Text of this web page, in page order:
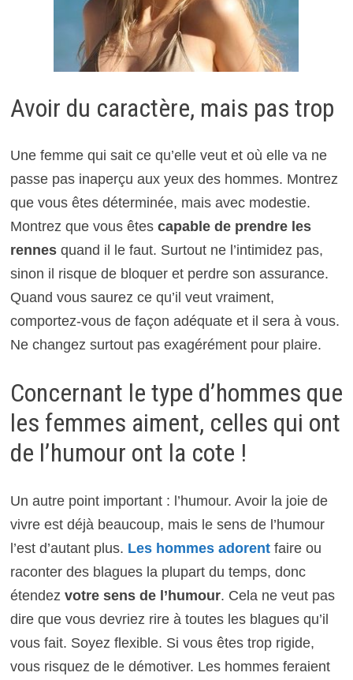
Avoir du caractère, mais pas trop
Une femme qui sait ce qu’elle veut et où elle va ne
passe pas inaperçu aux yeux des hommes. Montrez
que vous êtes déterminée, mais avec modestie.
Montrez que vous êtes capable de prendre les
rennesquand il le faut. Surtout ne l’intimidez pas,
sinon il risque de bloquer et perdre son assurance.
Quand vous saurez ce qu’il veut vraiment,
comportez-vous de façon adéquate et il sera à vous.
Ne changez surtout pas exagérément pour plaire.
Concernant le type d’hommes que
les femmes aiment, celles qui ont
de l’humour ont la cote !
Un autre point important : l’humour. Avoir la joie de
vivre est déjà beaucoup, mais le sens de l’humour
l’est d’autant plus. Les hommes adorentfaire ou
raconter des blagues la plupart du temps, donc
étendez votre sens de l’humour. Cela ne veut pas
dire que vous devriez rire à toutes les blagues qu’il
vous fait. Soyez flexible. Si vous êtes trop rigide,
vous risquez de le démotiver. Les hommes feraient